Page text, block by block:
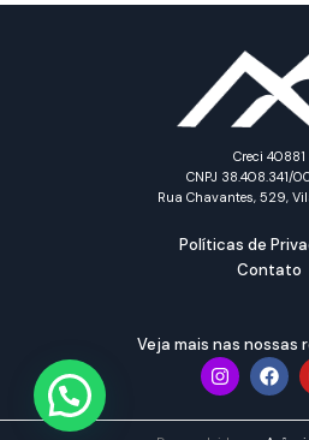
Creci 40881
CNPJ 38.408.341/
Rua Chavantes, 529,
Políticas de
Contato
Veja mais nas nossas